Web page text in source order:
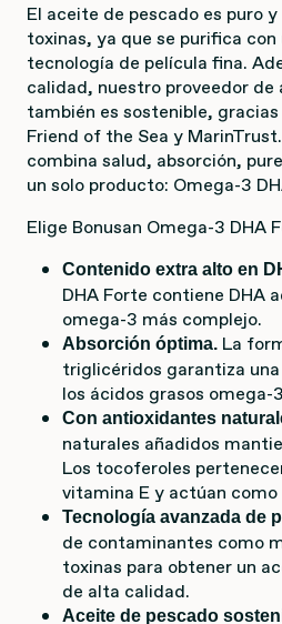
El aceite de pescado es puro
toxinas, ya que se purifica con
tecnología de película fina.
calidad, nuestro proveedor
también es sostenible,
Friend of the Sea y
combina salud, absorción,
un solo producto: Omega-3
Elige Bonusan Omega-3 DHA
Contenido extra alto en
DHA Forte contiene DHA
omega-3 más complejo.
Absorción óptima. La
triglicéridos garantiza
los ácidos grasos omega-
Con antioxidantes
naturales añadidos
Los tocoferoles
vitamina E y actúan
Tecnología avanzada de
de contaminantes como
toxinas para obtener un
de alta calidad.
Aceite de pescado